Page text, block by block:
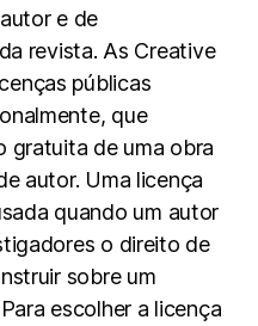
e de
revista. As Creative
públicas
que
gratuita de uma obra
autor. Uma licença
quando um autor
o direito de
sobre um
escolher a licença